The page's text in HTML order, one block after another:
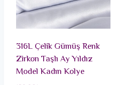
316L Çelik Gümüş Renk
Zirkon Taşlı Ay Yıldız
Model Kadın Kolye